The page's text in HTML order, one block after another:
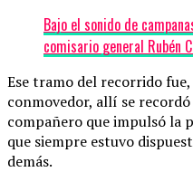
Bajo el sonido de
comisario general Rubén
Ese tramo del recorrido
conmovedor, allí se
compañero que impulsó la
que siempre estuvo
demás.